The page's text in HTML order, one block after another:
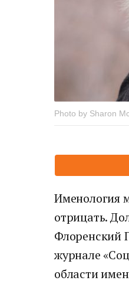
Photo by Sharon
Именология
отрицать.
Флоренский
журнале
области